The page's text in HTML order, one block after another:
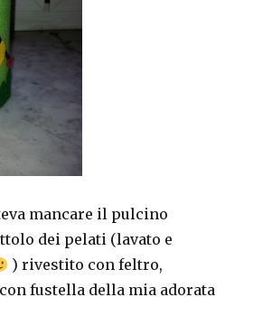
mancare il pulcino
dei pelati (lavato e
) rivestito con feltro,
fustella della mia adorata